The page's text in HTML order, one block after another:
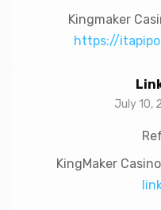
Kingmaker
https://
July 10,
KingMaker